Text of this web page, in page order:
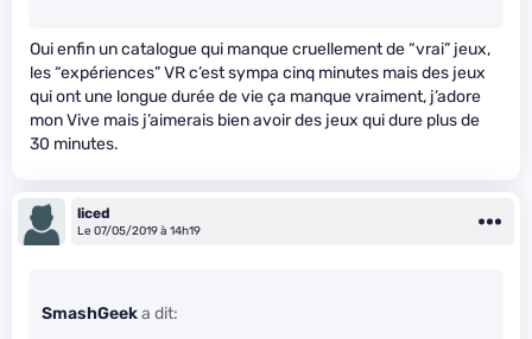
Oui enfin un catalogue qui manque cruellement de “vrai” jeux,
les “expériences” VR c’est sympa cinq minutes mais des jeux
qui ont une longue durée de vie ça manque vraiment, j’adore
mon Vive mais j’aimerais bien avoir des jeux qui dure plus de
30 minutes.
liced
Le 07/05/2019 à 14h19
SmashGeeka dit: